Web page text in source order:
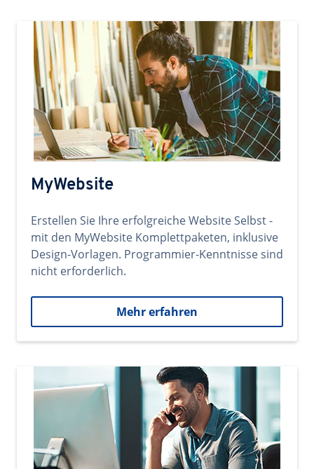
MyWebsite
Erstellen Sie Ihre erfolgreiche Website Selbst -
mit den MyWebsite Komplettpaketen, inklusive
Design-Vorlagen. Programmier-Kenntnisse sind
nicht erforderlich.
Mehr erfahren